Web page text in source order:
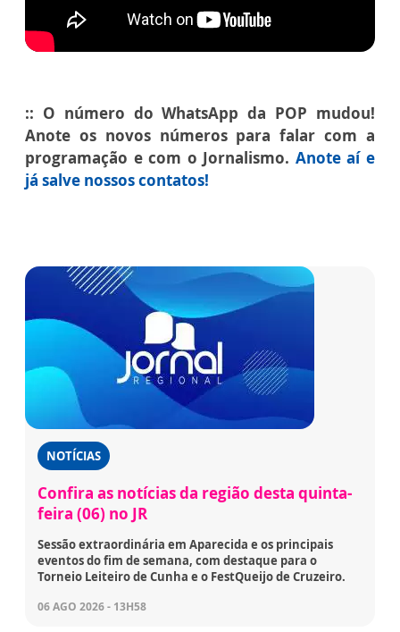
:: O número do WhatsApp da POP mudou!
Anote os novos números para falar com a
programação e com o Jornalismo. Anote aí e
já salve nossos contatos!
NOTÍCIAS
Confira as notícias da região desta quinta-
feira (06) no JR
Sessão extraordinária em Aparecida e os principais
eventos do fim de semana, com destaque para o
Torneio Leiteiro de Cunha e o FestQueijo de Cruzeiro.
06 AGO 2026 - 13H58